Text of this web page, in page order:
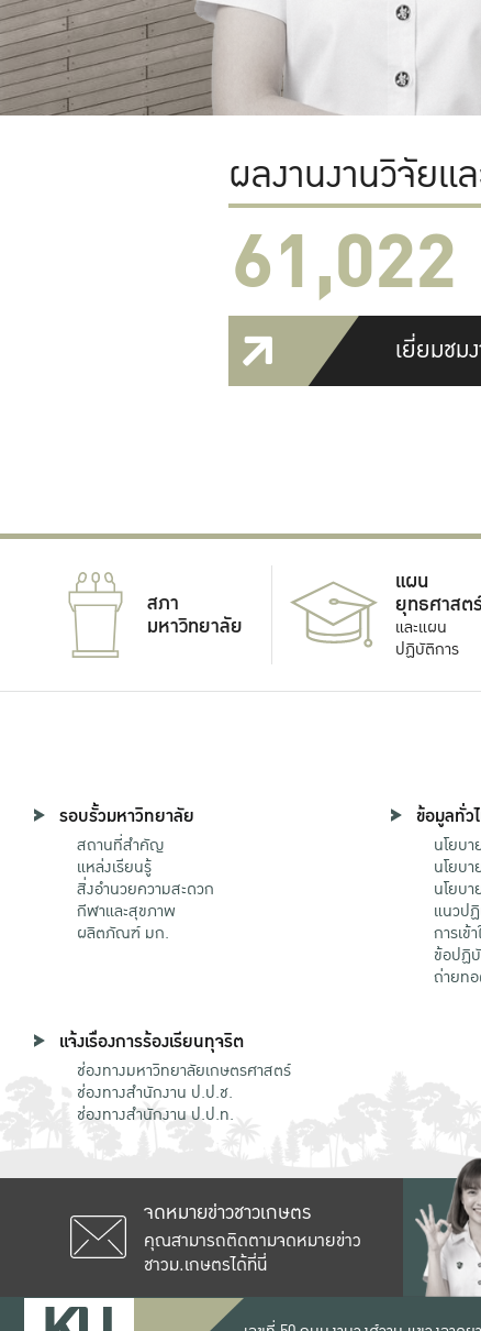
ผลงานงานวิจัยแ
61,022
เยี่ยมชม
สภา
มหาวิทยาลัย
แผน
ยุทธศาสต
และแผน
ปฏิบัติการ
รอบรั้วมหาวิทยาลัย
สถานที่สำคัญ
แหล่งเรียนรู้
สิ่งอำนวยความสะดวก
กีฬาและสุขภาพ
ผลิตภัณฑ์ มก.
ข้อมูลทั่ว
นโยบ
นโยบา
นโยบ
แนวป
การเข้
ข้อปฏิ
ถ่ายท
แจ้งเรื่องการร้องเรียนทุจริต
ช่องทางมหาวิทยาลัยเกษตรศาสตร์
ช่องทางสำนักงาน ป.ป.ช.
ช่องทางสำนักงาน ป.ป.ท.
จดหมายข่าวชาวเกษตร
คุณสามารถติดตามจดหมายข่าว
ชาวม.เกษตรได้ที่นี่